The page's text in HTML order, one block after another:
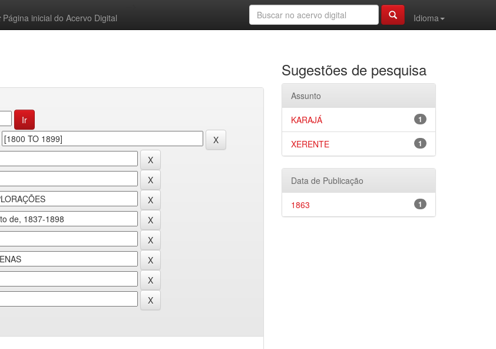
Página inicial do Acervo Digital
Idioma
Sugestões de pesquisa
Assunto
1
KARAJÁ
1
XERENTE
Data de Publicação
1
1863